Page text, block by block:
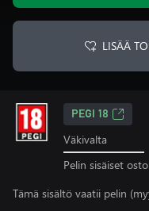
LISÄÄ
PEGI 18
Väkivalta
Pelin sisäiset
Tämä sisältö vaatii pelin